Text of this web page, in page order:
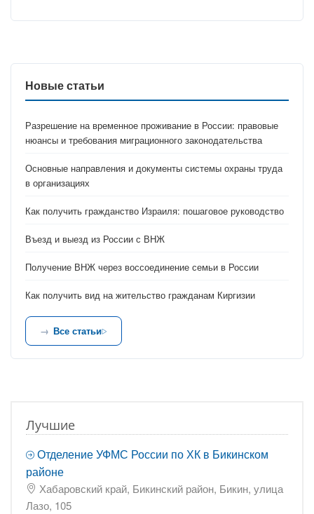
Новые статьи
Разрешение на временное проживание в России: правовые
нюансы и требования миграционного законодательства
Основные направления и документы системы охраны труда
в организациях
Как получить гражданство Израиля: пошаговое руководство
Въезд и выезд из России с ВНЖ
Получение ВНЖ через воссоединение семьи в России
Как получить вид на жительство гражданам Киргизии
Все статьи
Лучшие
Отделение УФМС России по ХК в Бикинском
районе
Хабаровский край, Бикинский район, Бикин, улица
Лазо, 105